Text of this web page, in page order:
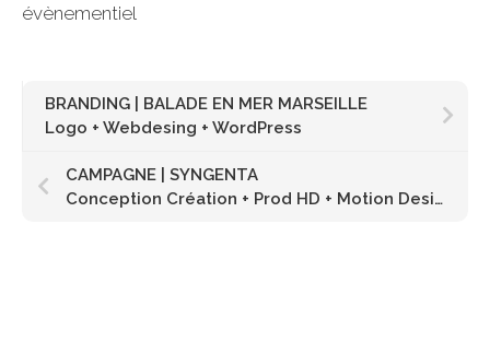
évènementiel
BRANDING | BALADE EN MER MARSEILLE
Logo + Webdesing + WordPress
CAMPAGNE | SYNGENTA
Conception Création + Prod HD + Motion Design + Musique